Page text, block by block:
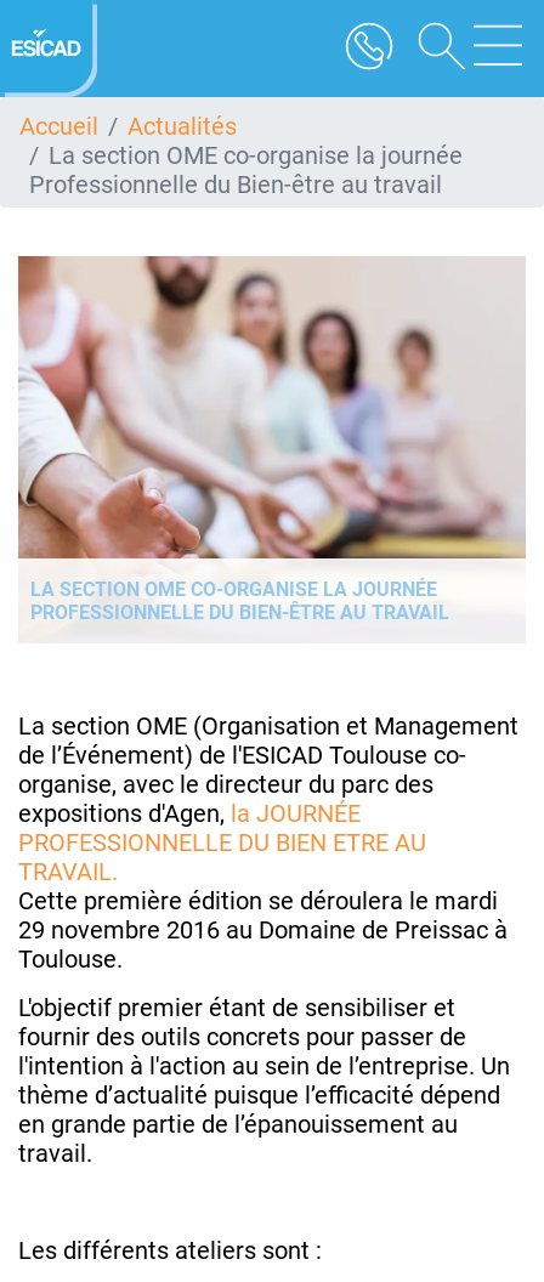
au
contenu
Accueil
Actualités
La section OME co-organise la journée
Professionnelle du Bien-être au travail
LA SECTION OME CO-ORGANISE LA JOURNÉE
PROFESSIONNELLE DU BIEN-ÊTRE AU TRAVAIL
La section OME (Organisation et Management
de l’Événement) de l'ESICAD Toulouse co-
organise, avec le directeur du parc des
expositions d'Agen, la JOURNÉE
PROFESSIONNELLE DU BIEN ETRE AU
TRAVAIL.
Cette première édition se déroulera le mardi
29 novembre 2016 au Domaine de Preissac à
Toulouse.
L'objectif premier étant de sensibiliser et
fournir des outils concrets pour passer de
l'intention à l'action au sein de l’entreprise. Un
thème d’actualité puisque l’efficacité dépend
en grande partie de l’épanouissement au
travail.
Les différents ateliers sont :